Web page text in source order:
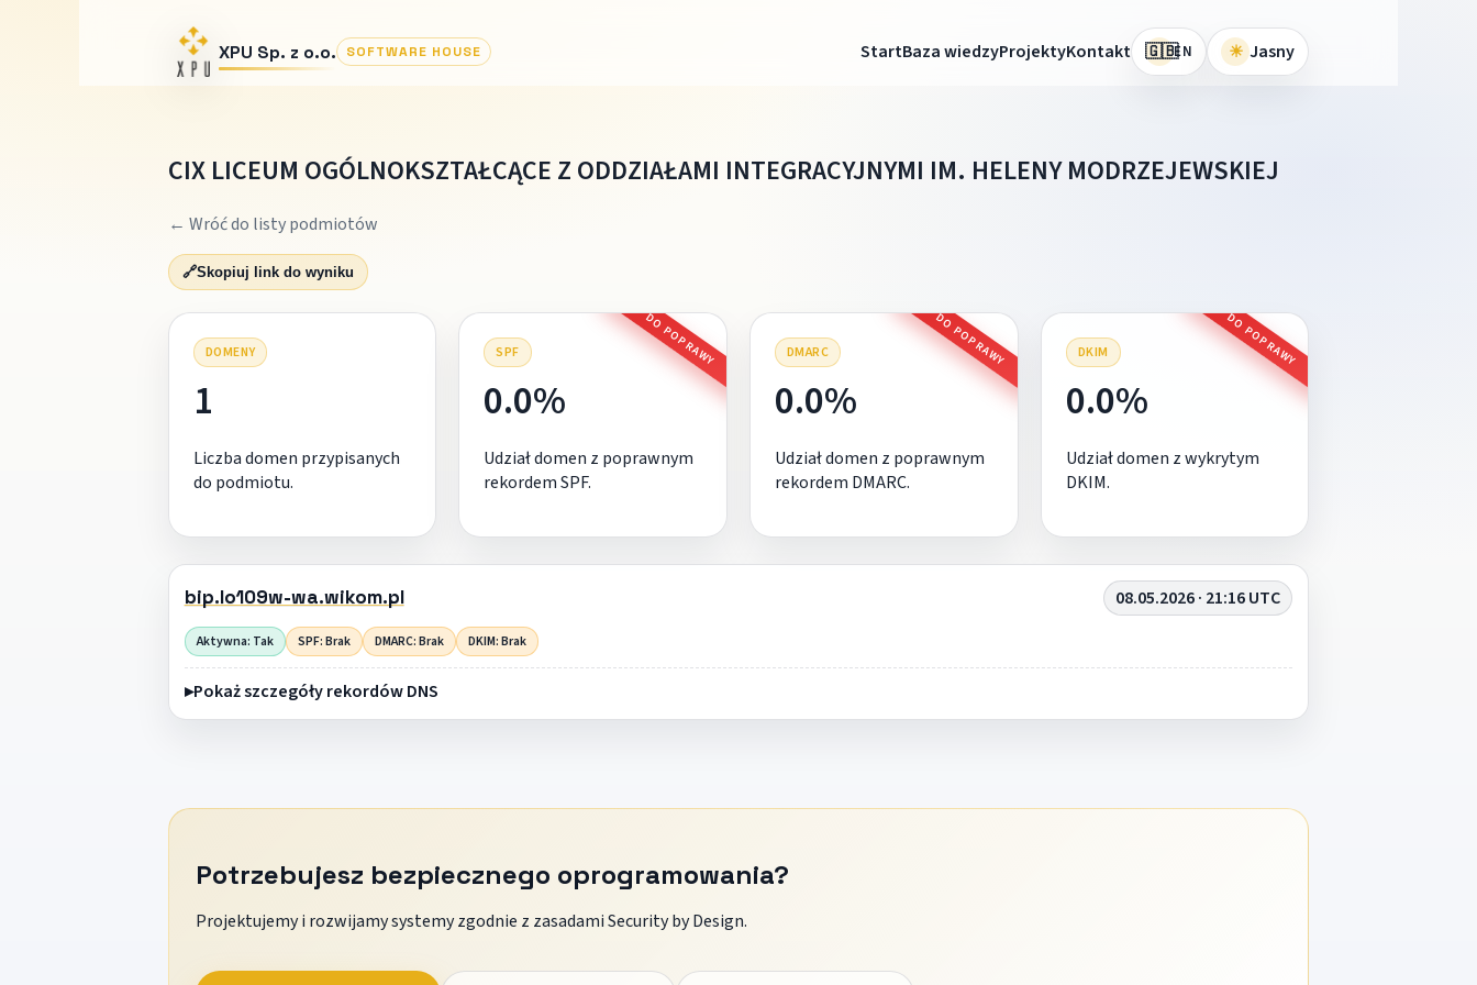
XPU Sp. z o.o. SOFTWARE HOUSE StartBaza wiedzyProjektyKontakt 🇬🇧EN ☀ Jasny
CIX LICEUM OGÓLNOKSZTAŁCĄCE Z ODDZIAŁAMI INTEGRACYJNYMI IM. HELENY MODRZEJEWSKIEJ
← Wróć do listy podmiotów
🔗Skopiuj link do wyniku
DOMENY
1
Liczba domen przypisanych
do podmiotu.
SPF DO POPRAWY
0.0%
Udział domen z poprawnym
rekordem SPF.
DMARC DO POPRAWY
0.0%
Udział domen z poprawnym
rekordem DMARC.
DKIM DO POPRAWY
0.0%
Udział domen z wykrytym
DKIM.
bip.lo109w-wa.wikom.pl 08.05.2026 · 21:16 UTC
Aktywna: Tak SPF: Brak DMARC: Brak DKIM: Brak
Pokaż szczegóły rekordów DNS
Potrzebujesz bezpiecznego oprogramowania?
Projektujemy i rozwijamy systemy zgodnie z zasadami Security by Design.